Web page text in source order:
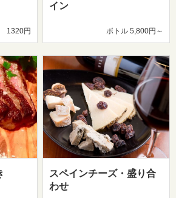
1320円
イン
ボトル 5,800円～
スペインチーズ・盛り合
わせ